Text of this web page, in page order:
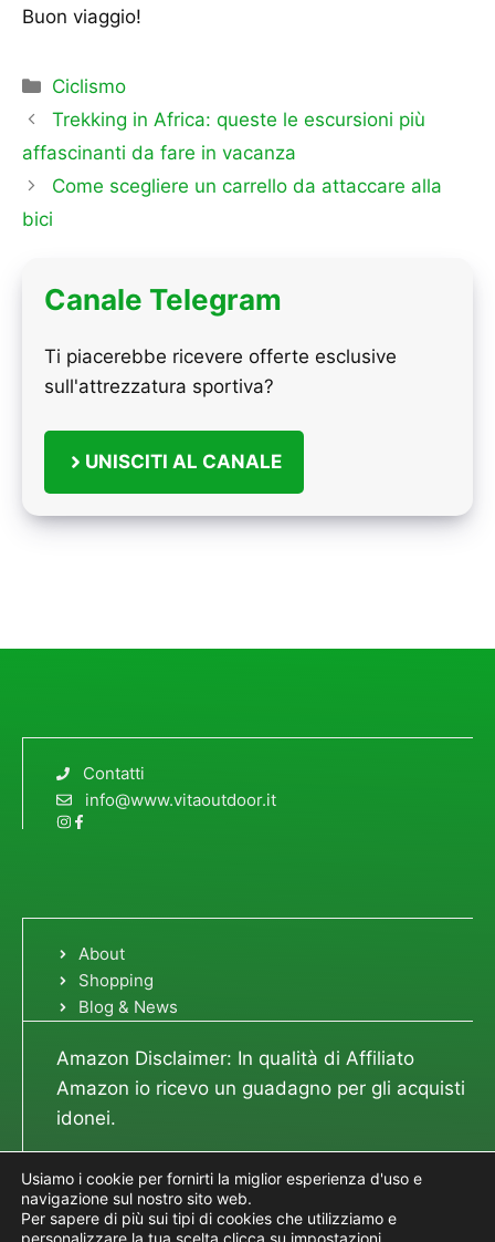
Buon viaggio!
Categorie
Ciclismo
Trekking in Africa: queste le escursioni più
affascinanti da fare in vacanza
Come scegliere un carrello da attaccare alla
bici
Canale Telegram
Ti piacerebbe ricevere offerte esclusive
sull'attrezzatura sportiva?
UNISCITI AL CANALE
Contatti
info@www.vitaoutdoor.it
About
Shopping
Blog & News
Amazon Disclaimer: In qualità di Affiliato
Amazon io ricevo un guadagno per gli acquisti
idonei.
© 2023 Vita Outdoor - P.I. 02629000742 -
Usiamo i cookie per fornirti la miglior esperienza d'uso e
navigazione sul nostro sito web.
Per sapere di più sui tipi di cookies che utilizziamo e
personalizzare la tua scelta clicca su impostazioni